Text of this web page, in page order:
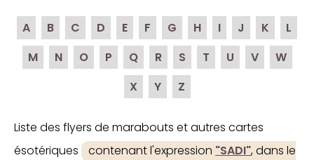
A B C D E F G H I J K
L
M
N O P Q R S T U V
W
X
Y Z
Liste des flyers de marabouts et autres cartes
ésotériques
contenant l'expression "SADI", dans le